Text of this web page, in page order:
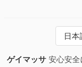
日本
ゲイマッサ安心安全